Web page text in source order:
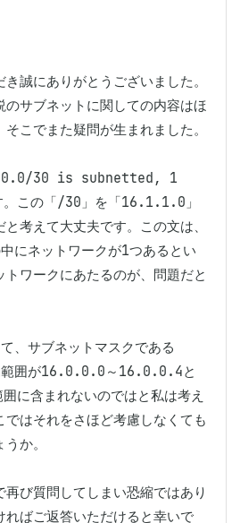
誠にありがとうございました。
サブネットに関しての内容はほ
こでまた疑問が生まれました。
30 is subnetted, 1
この「/30」を「16.1.1.0」
考えて大丈夫です。この文は、
にネットワークが1つあるとい
トワークにあたるのが、問題だと
、サブネットマスクである
囲が16.0.0.0～16.0.0.4と
に含まれないのではと私は考え
はそれをさほど考慮しなくても
か。
び質問してしまい恐縮ではあり
ればご返答いただけると幸いで